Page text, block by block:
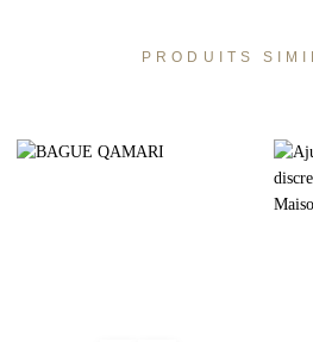
PRODUITS